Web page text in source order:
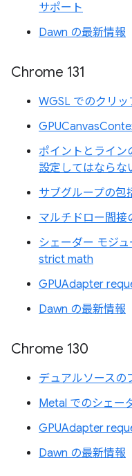
サポート
Dawn の最新情報
Chrome 131
WGSL でのクリッ
ポイントとライン
設定してはならな
サブグループの包
マルチドロー間接
シェーダー モジ
strict math
GPUAdapter
Dawn の最新情報
Chrome 130
デュアルソースの
Metal でのシェー
GPUAdapter
Dawn の最新情報